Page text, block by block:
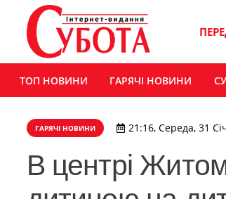
ТОП НОВИНИ ГАРЯЧІ НОВИНИ
ГАРЯЧІ НОВИНИ 21:16, Середа, 31
В центрі